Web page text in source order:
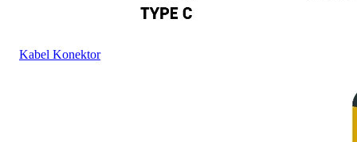
Kabel Konektor